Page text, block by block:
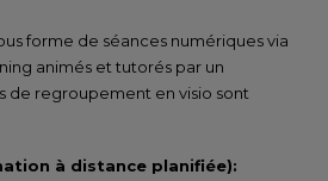
forme de séances numériques via
animés et tutorés par un
de regroupement en visio sont
à distance planifiée):